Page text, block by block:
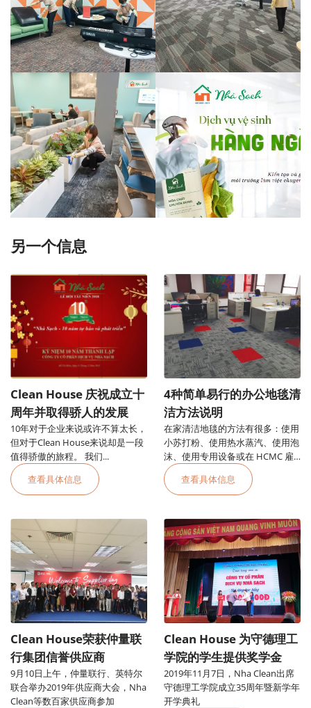
另一个信息
10年对于企业来说或许不算太长，
但对于Clean House来说却是一段
值得骄傲的旅程。 我们...
Clean House 庆祝成立十
周年并取得骄人的发展
查看具体信息
在家清洁地毯的方法有很多：使用
小苏打粉、使用热水蒸汽、使用泡
沫、使用专用设备或在 HCMC 雇
用办公室地毯清洁服务
4种简单易行的办公地毯清
洁方法说明
查看具体信息
9月10日上午，仲量联行、英特尔
联合举办2019年供应商大会，Nha
Clean等数百家供应商参加
Clean House荣获仲量联
行集团信誉供应商
2019年11月7日，Nha Clean出席
守德理工学院成立35周年暨新学年
开学典礼
Clean House 为守德理工
学院的学生提供奖学金